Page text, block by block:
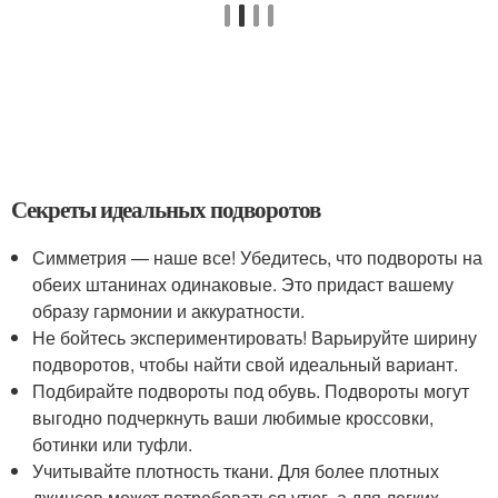
Секреты идеальных подворотов
Симметрия — наше все! Убедитесь, что подвороты на
обеих штанинах одинаковые. Это придаст вашему
образу гармонии и аккуратности.
Не бойтесь экспериментировать! Варьируйте ширину
подворотов, чтобы найти свой идеальный вариант.
Подбирайте подвороты под обувь. Подвороты могут
выгодно подчеркнуть ваши любимые кроссовки,
ботинки или туфли.
Учитывайте плотность ткани. Для более плотных